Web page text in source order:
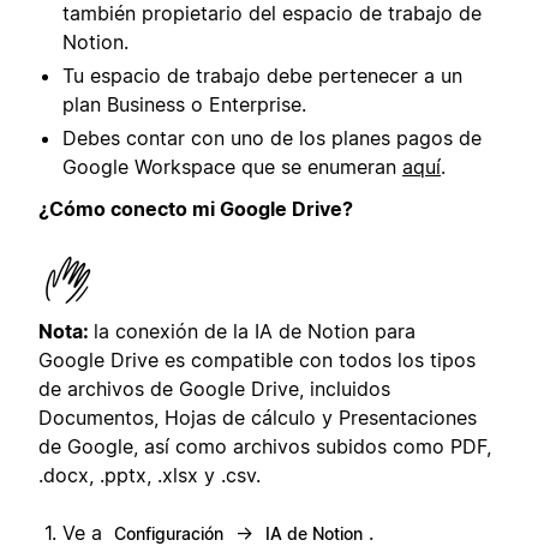
también propietario del espacio de trabajo de
Notion.
Tu espacio de trabajo debe pertenecer a un
plan Business o Enterprise.
Debes contar con uno de los planes pagos de
Google Workspace que se enumeran aquí.
¿Cómo conecto mi Google Drive?
Nota: la conexión de la IA de Notion para
Google Drive es compatible con todos los tipos
de archivos de Google Drive, incluidos
Documentos, Hojas de cálculo y Presentaciones
de Google, así como archivos subidos como PDF,
.docx, .pptx, .xlsx y .csv.
Ve a Configuración → IA de Notion .